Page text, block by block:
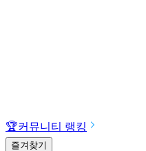
🏆커뮤니티 랭킹
즐겨찾기